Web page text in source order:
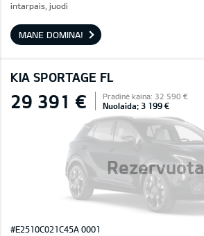
intarpais, juodi
MANE DOMINA!
KIA SPORTAGE FL
Rezervuota
29 391 € Pradinė kaina: 32 590 €
Nuolaida: 3 199 €
#E2510C021C45A 0001